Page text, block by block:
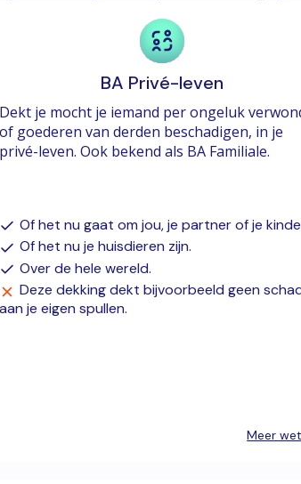
BA Privé-leven
Dekt je mocht je iemand per ongeluk
of goederen van derden beschadigen, in je
privé-leven. Ook bekend als BA Familiale.
Of het nu gaat om jou, je partner of je
Of het nu je huisdieren zijn.
Over de hele wereld.
Deze dekking dekt bijvoorbeeld geen
aan je eigen spullen.
Meer